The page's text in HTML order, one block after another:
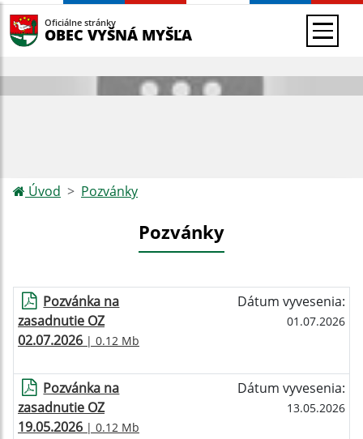
Oficiálne stránky
OBEC VYŠNÁ MYŠĽA
Úvod Pozvánky
Pozvánky
Pozvánka na
zasadnutie OZ
02.07.2026 | 0.12 Mb
Dátum vyvesenia:
01.07.2026
Pozvánka na
zasadnutie OZ
19.05.2026 | 0.12 Mb
Dátum vyvesenia:
13.05.2026